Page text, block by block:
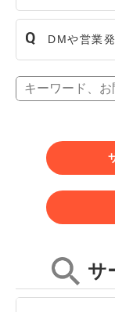
DMや営業
サ